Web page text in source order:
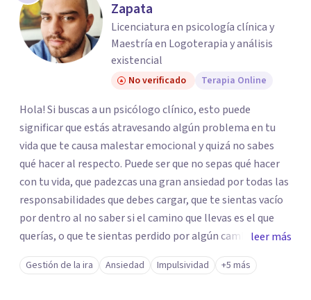
Zapata
Licenciatura en psicología clínica y
Maestría en Logoterapia y análisis
existencial
No verificado Terapia Online
Hola! Si buscas a un psicólogo clínico, esto puede
significar que estás atravesando algún problema en tu
vida que te causa malestar emocional y quizá no sabes
qué hacer al respecto. Puede ser que no sepas qué hacer
con tu vida, que padezcas una gran ansiedad por todas las
responsabilidades que debes cargar, que te sientas vacío
por dentro al no saber si el camino que llevas es el que
querías, o que te sientas perdido por algún cambio
drástico que tuviste que enfrentar. Hoy en día vivimos en
una sociedad consumista y sobre enfocada en el
leer más
Gestión de la ira Ansiedad Impulsividad +5 más